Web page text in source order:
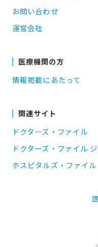
お問い合わせ
運営会社
医療機関の方
情報掲載にあたって
関連サイト
ドクターズ・ファイル
ドクターズ・ファイル
ホスピタルズ・ファイル